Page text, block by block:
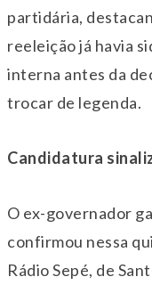
partidária,
reeleição já havia
interna antes da
trocar de legenda.
Candidatura
O ex-governador
confirmou nessa
Rádio Sepé, de